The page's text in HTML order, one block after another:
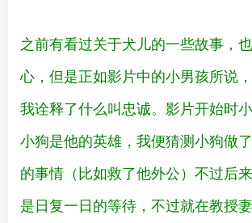
之前有看过关于犬儿的一些故事，
心，但是正如影片中的小男孩所说
我诠释了什么叫忠诚。影片开始时
小狗是他的英雄，我便猜测小狗做
的事情（比如救了他外公）不过后
是日复一日的等待，不过就在教授